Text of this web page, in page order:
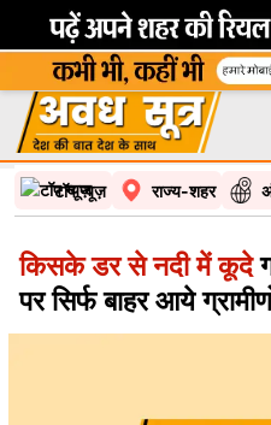
टॉप न्यूज़ राज्य-शहर
किसके डर से नदी में कूदे
पर सिर्फ बाहर आये